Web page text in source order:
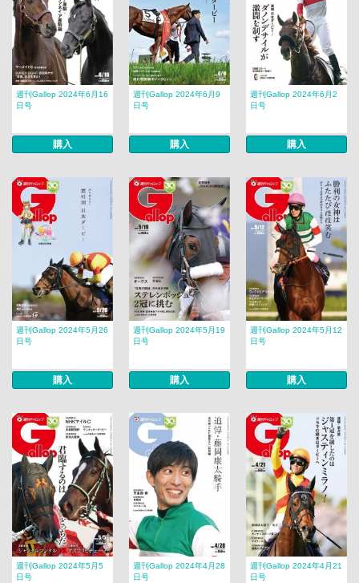
週刊Gallop 2024年6月16
日号
購入
週刊Gallop 2024年6月9
日号
購入
週刊Gallop 2024年6月2
日号
購入
週刊Gallop 2024年5月26
日号
購入
週刊Gallop 2024年5月19
日号
購入
週刊Gallop 2024年5月12
日号
購入
週刊Gallop 2024年5月5
日号
週刊Gallop 2024年4月28
日号
週刊Gallop 2024年4月21
日号